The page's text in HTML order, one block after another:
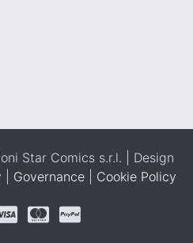
Star Comics s.r.l. | Design
Governance Cookie Policy